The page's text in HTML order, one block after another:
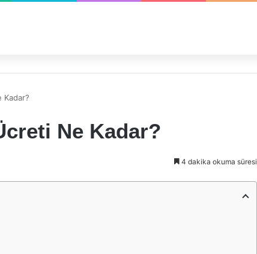
Kadar?
Ne Kadar?
4 dakika okuma süresi